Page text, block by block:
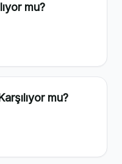
mu?
mu?